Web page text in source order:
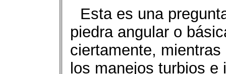
Esta es una
piedra angular o
ciertamente,
los manejos turbios